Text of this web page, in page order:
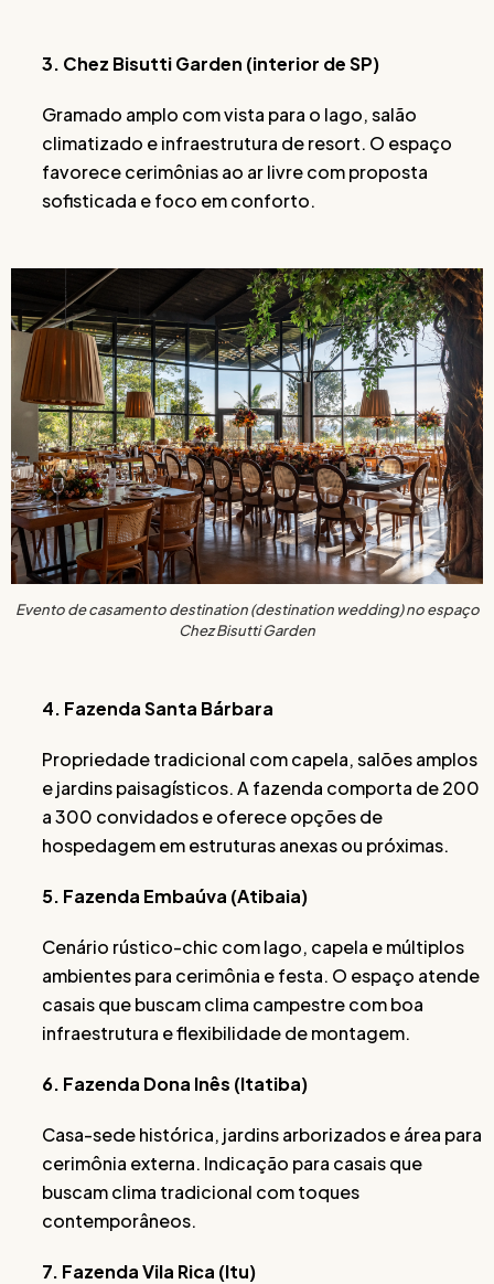
3. Chez Bisutti Garden (interior de SP)
Gramado amplo com vista para o lago, salão
climatizado e infraestrutura de resort. O espaço
favorece cerimônias ao ar livre com proposta
sofisticada e foco em conforto.
Evento de casamento destination (destination wedding) no espaço
Chez Bisutti Garden
4. Fazenda Santa Bárbara
Propriedade tradicional com capela, salões amplos
e jardins paisagísticos. A fazenda comporta de 200
a 300 convidados e oferece opções de
hospedagem em estruturas anexas ou próximas.
5. Fazenda Embaúva (Atibaia)
Cenário rústico-chic com lago, capela e múltiplos
ambientes para cerimônia e festa. O espaço atende
casais que buscam clima campestre com boa
infraestrutura e flexibilidade de montagem.
6. Fazenda Dona Inês (Itatiba)
Casa-sede histórica, jardins arborizados e área para
cerimônia externa. Indicação para casais que
buscam clima tradicional com toques
contemporâneos.
7. Fazenda Vila Rica (Itu)